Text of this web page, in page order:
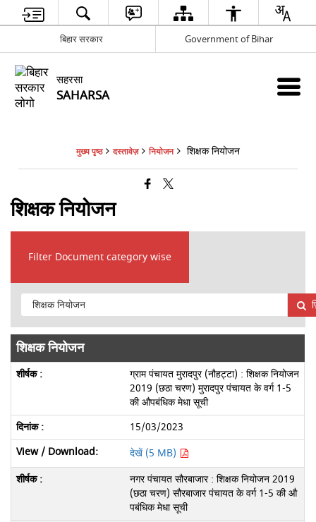
बिहार सरकार Government of Bihar
सहरसा
SAHARSA
मुख्य पृष्ठ दस्तावेज़ नियोजन शिक्षक नियोजन
शिक्षक नियोजन
Filter Document category wise
शिक्षक नियोजन
ग्राम पंचायत मुरादपुर (नौहट्टा) : शिक्षक नियोजन
2019 (छठा चरण) मुरादपुर पंचायत के वर्ग 1-5
की औपबंधिक मेधा सूची
15/03/2023
देखें (5 MB)
नगर पंचायत सौरबाजार : शिक्षक नियोजन 2019
(छठा चरण) सौरबाजार पंचायत के वर्ग 1-5 की औ
पबंधिक मेधा सूची